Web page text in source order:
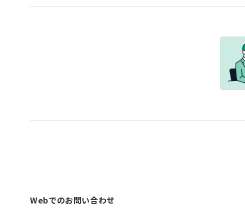
Webでのお問い合わせ